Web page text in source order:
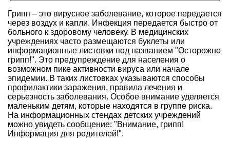
Грипп – это вирусное заболевание, которое передается
через воздух и капли. Инфекция передается быстро от
больного к здоровому человеку. В медицинских
учреждениях часто размещаются буклеты или
информационные листовки под названием "Осторожно
грипп!". Это предупреждение для населения о
возможном пике активности вируса или начале
эпидемии. В таких листовках указываются способы
профилактики заражения, правила лечения и
серьезность заболевания. Особое внимание уделяется
маленьким детям, которые находятся в группе риска.
На информационных стендах детских учреждений
можно увидеть сообщение: "Внимание, грипп!
Информация для родителей!".